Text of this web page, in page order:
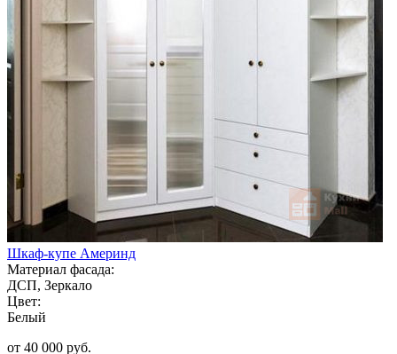
Шкаф-купе Америнд
Материал фасада:
ДСП, Зеркало
Цвет:
Белый
от 40 000 руб.